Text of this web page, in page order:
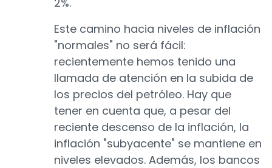
Este camino hacia niveles de inflación
"normales" no será fácil:
recientemente hemos tenido una
llamada de atención en la subida de
los precios del petróleo. Hay que
tener en cuenta que, a pesar del
reciente descenso de la inflación, la
inflación "subyacente" se mantiene en
niveles elevados. Además, los bancos